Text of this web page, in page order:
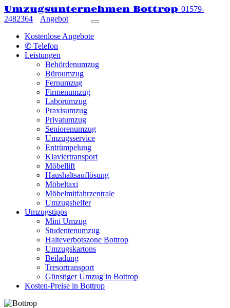
Umzugsunternehmen Bottrop 01579-
2482364
Angebot
Kostenlose Angebote
✆ Telefon
Leistungen
Behördenumzug
Büroumzug
Fernumzug
Firmenumzug
Laborumzug
Praxisumzug
Privatumzug
Seniorenumzug
Umzugsservice
Entrümpelung
Klaviertransport
Möbellift
Haushaltsauflösung
Möbeltaxi
Möbelmitfahrzentrale
Umzugshelfer
Umzugstipps
Mini Umzug
Studentenumzug
Halteverbotszone Bottrop
Umzugskartons
Beiladung
Tresortransport
Günstiger Umzug in Bottrop
Kosten-Preise in Bottrop